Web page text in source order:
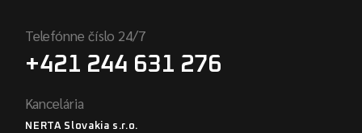
Telefónne číslo 24/7
+421 244 631 276
Kancelária
NERTA Slovakia s.r.o.